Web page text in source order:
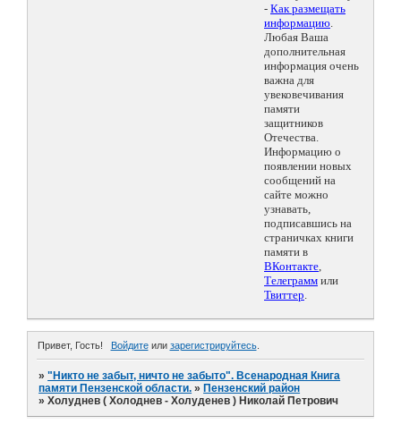
- Как размещать
информацию.
Любая Ваша
дополнительная
информация очень
важна для
увековечивания
памяти
защитников
Отечества.
Информацию о
появлении новых
сообщений на
сайте можно
узнавать,
подписавшись на
страничках книги
памяти в
ВКонтакте,
Телеграмм или
Твиттер.
Привет, Гость! Войдитеили зарегистрируйтесь.
»"Никто не забыт, ничто не забыто". Всенародная Книга
памяти Пензенской области. » Пензенский район
»Холуднев ( Холоднев - Холуденев ) Николай Петрович